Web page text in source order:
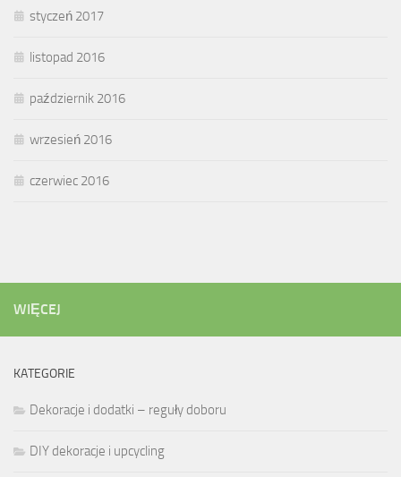
styczeń 2017
listopad 2016
październik 2016
wrzesień 2016
czerwiec 2016
WIĘCEJ
KATEGORIE
Dekoracje i dodatki – reguły doboru
DIY dekoracje i upcycling